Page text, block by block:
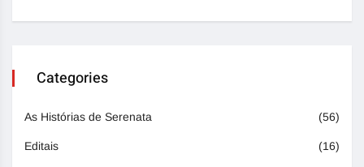
Categories
As Histórias de Serenata (56)
Editais (16)